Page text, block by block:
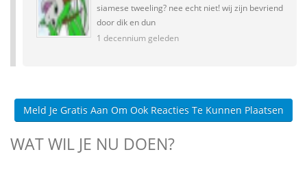
siamese tweeling? nee echt niet! wij zijn bevriend
door dik en dun
1 decennium geleden
Meld Je Gratis Aan Om Ook Reacties Te Kunnen Plaatsen
WAT WIL JE NU DOEN?